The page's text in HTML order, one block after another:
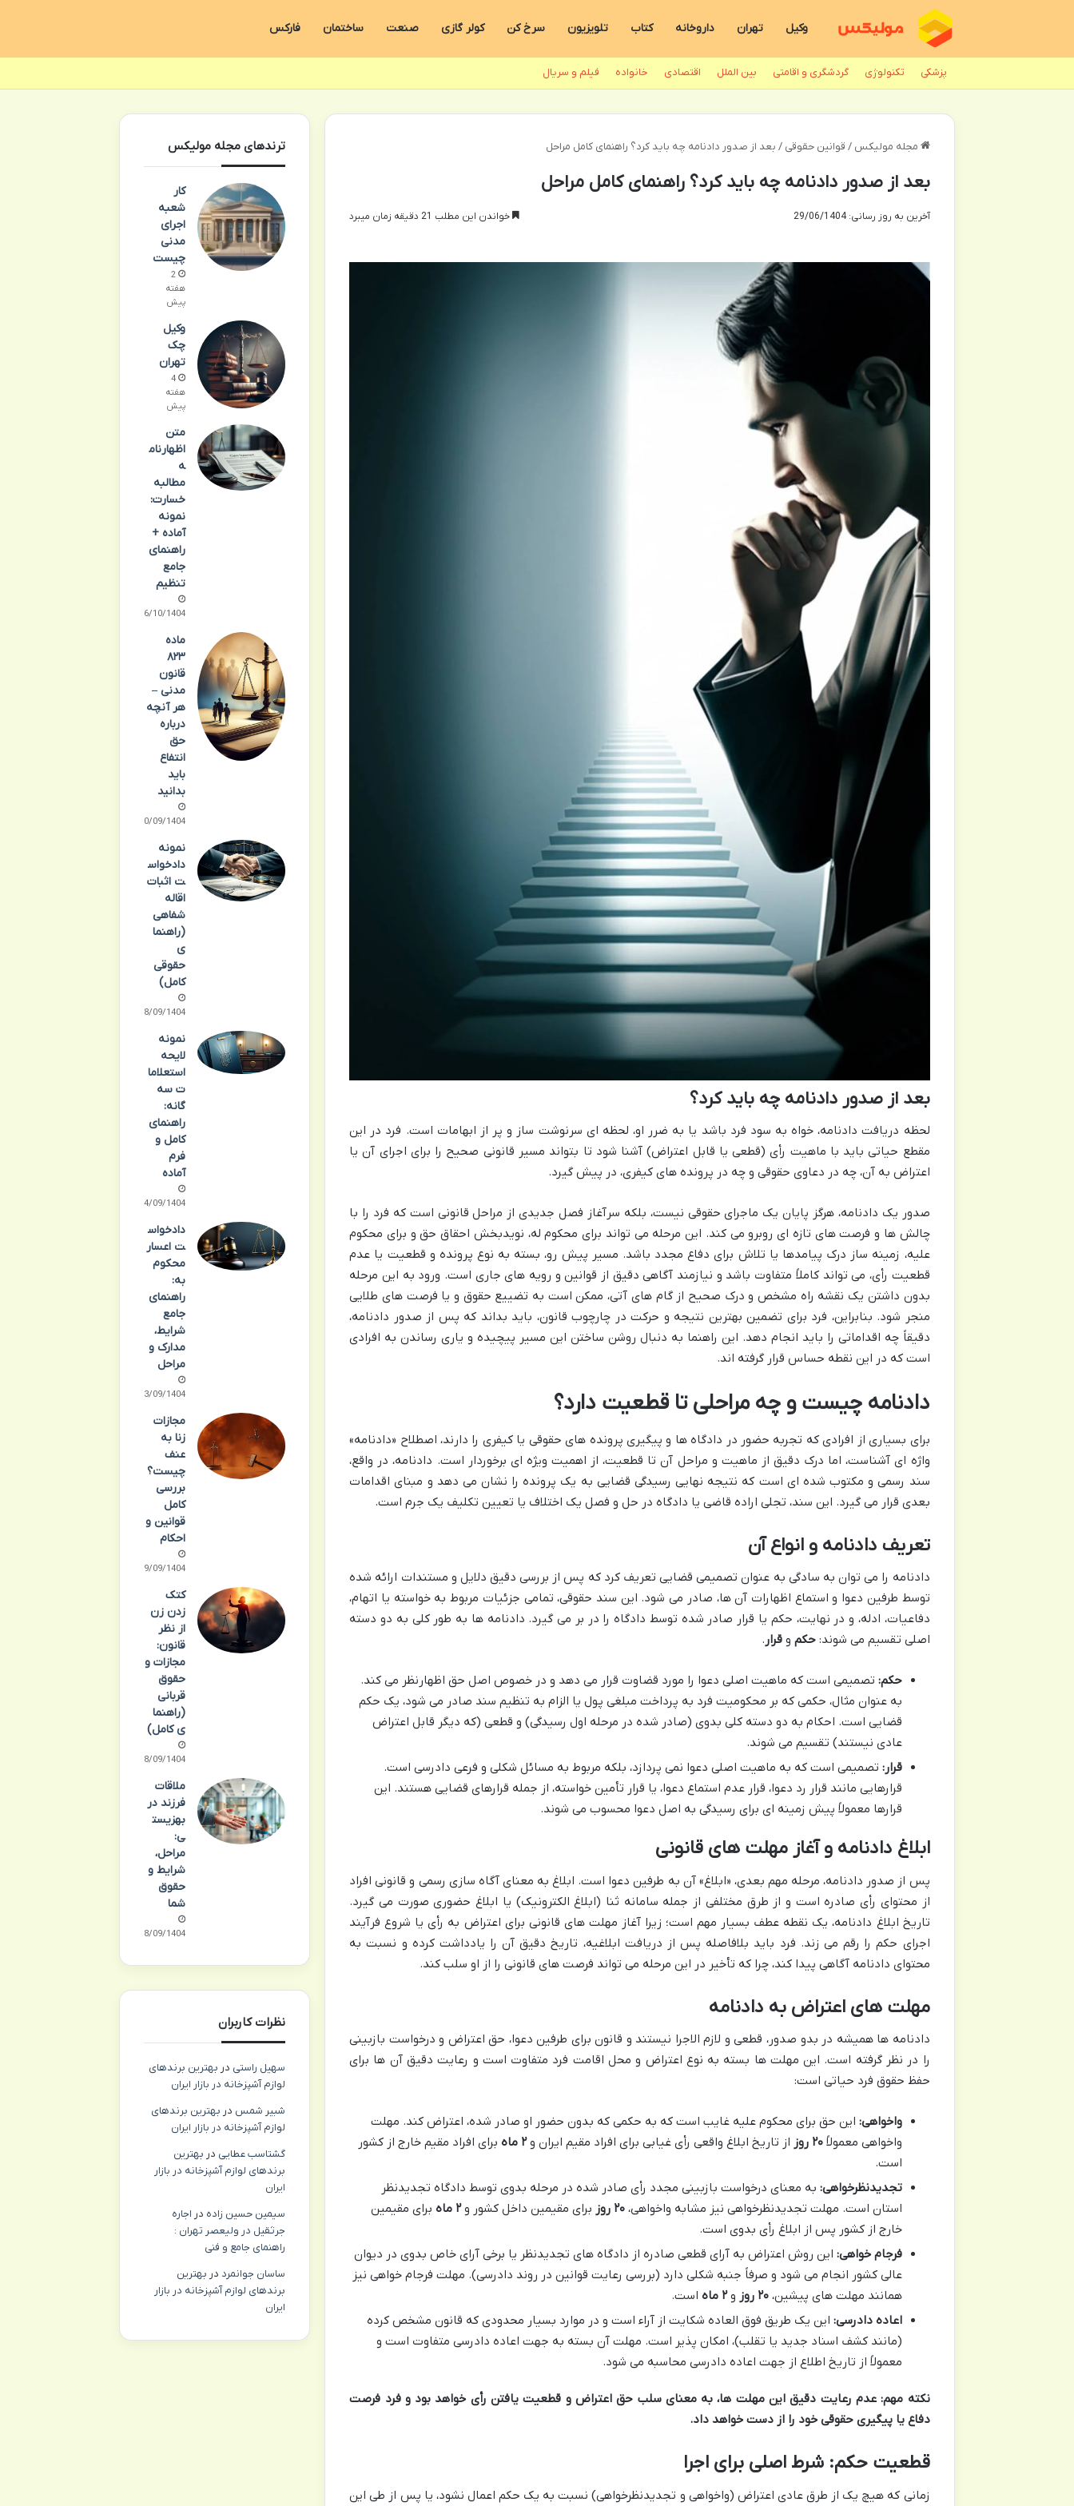
وکیل تهران داروخانه کتاب تلویزیون سرخ کن کولر گازی صنعت ساختمان فارکس
پزشکی تکنولوژی گردشگری و اقامتی بین الملل اقتصادی خانواده فیلم و سریال
مجله مولیکس / قوانین حقوقی / بعد از صدور دادنامه چه باید کرد؟ راهنمای کامل مراحل
بعد از صدور دادنامه چه باید کرد؟ راهنمای کامل مراحل
آخرین به روز رسانی: 29/06/1404 خواندن این مطلب 21 دقیقه زمان میبرد
بعد از صدور دادنامه چه باید کرد؟
لحظه دریافت دادنامه، خواه به سود فرد باشد یا به ضرر او، لحظه ای سرنوشت ساز و پر از ابهامات است. فرد در این
مقطع حیاتی باید با ماهیت رأی (قطعی یا قابل اعتراض) آشنا شود تا بتواند مسیر قانونی صحیح را برای اجرای آن یا
اعتراض به آن، چه در دعاوی حقوقی و چه در پرونده های کیفری، در پیش گیرد.
صدور یک دادنامه، هرگز پایان یک ماجرای حقوقی نیست، بلکه سرآغاز فصل جدیدی از مراحل قانونی است که فرد را با
چالش ها و فرصت های تازه ای روبرو می کند. این مرحله می تواند برای محکوم له، نویدبخش احقاق حق و برای محکوم
علیه، زمینه ساز درک پیامدها یا تلاش برای دفاع مجدد باشد. مسیر پیش رو، بسته به نوع پرونده و قطعیت یا عدم
قطعیت رأی، می تواند کاملاً متفاوت باشد و نیازمند آگاهی دقیق از قوانین و رویه های جاری است. ورود به این مرحله
بدون داشتن یک نقشه راه مشخص و درک صحیح از گام های آتی، ممکن است به تضییع حقوق و یا فرصت های طلایی
منجر شود. بنابراین، فرد برای تضمین بهترین نتیجه و حرکت در چارچوب قانون، باید بداند که پس از صدور دادنامه،
دقیقاً چه اقداماتی را باید انجام دهد. این راهنما به دنبال روشن ساختن این مسیر پیچیده و یاری رساندن به افرادی
است که در این نقطه حساس قرار گرفته اند.
دادنامه چیست و چه مراحلی تا قطعیت دارد؟
برای بسیاری از افرادی که تجربه حضور در دادگاه ها و پیگیری پرونده های حقوقی یا کیفری را دارند، اصطلاح «دادنامه»
واژه ای آشناست، اما درک دقیق از ماهیت و مراحل آن تا قطعیت، از اهمیت ویژه ای برخوردار است. دادنامه، در واقع،
سند رسمی و مکتوب شده ای است که نتیجه نهایی رسیدگی قضایی به یک پرونده را نشان می دهد و مبنای اقدامات
بعدی قرار می گیرد. این سند، تجلی اراده قاضی یا دادگاه در حل و فصل یک اختلاف یا تعیین تکلیف یک جرم است.
تعریف دادنامه و انواع آن
دادنامه را می توان به سادگی به عنوان تصمیمی قضایی تعریف کرد که پس از بررسی دقیق دلایل و مستندات ارائه شده
توسط طرفین دعوا و استماع اظهارات آن ها، صادر می شود. این سند حقوقی، تمامی جزئیات مربوط به خواسته یا اتهام،
دفاعیات، ادله، و در نهایت، حکم یا قرار صادر شده توسط دادگاه را در بر می گیرد. دادنامه ها به طور کلی به دو دسته
اصلی تقسیم می شوند:حکم وقرار .
حکم: تصمیمی است که ماهیت اصلی دعوا را مورد قضاوت قرار می دهد و در خصوص اصل حق اظهارنظر می کند.
به عنوان مثال، حکمی که بر محکومیت فرد به پرداخت مبلغی پول یا الزام به تنظیم سند صادر می شود، یک حکم
قضایی است. احکام به دو دسته کلی بدوی (صادر شده در مرحله اول رسیدگی) و قطعی (که دیگر قابل اعتراض
عادی نیستند) تقسیم می شوند.
قرار: تصمیمی است که به ماهیت اصلی دعوا نمی پردازد، بلکه مربوط به مسائل شکلی و فرعی دادرسی است.
قرارهایی مانند قرار رد دعوا، قرار عدم استماع دعوا، یا قرار تأمین خواسته، از جمله قرارهای قضایی هستند. این
قرارها معمولاً پیش زمینه ای برای رسیدگی به اصل دعوا محسوب می شوند.
ابلاغ دادنامه و آغاز مهلت های قانونی
پس از صدور دادنامه، مرحله مهم بعدی، «ابلاغ» آن به طرفین دعوا است. ابلاغ به معنای آگاه سازی رسمی و قانونی افراد
از محتوای رأی صادره است و از طرق مختلفی از جمله سامانه ثنا (ابلاغ الکترونیک) یا ابلاغ حضوری صورت می گیرد.
تاریخ ابلاغ دادنامه، یک نقطه عطف بسیار مهم است؛ زیرا آغاز مهلت های قانونی برای اعتراض به رأی یا شروع فرآیند
اجرای حکم را رقم می زند. فرد باید بلافاصله پس از دریافت ابلاغیه، تاریخ دقیق آن را یادداشت کرده و نسبت به
محتوای دادنامه آگاهی پیدا کند، چرا که تأخیر در این مرحله می تواند فرصت های قانونی را از او سلب کند.
مهلت های اعتراض به دادنامه
دادنامه ها همیشه در بدو صدور، قطعی و لازم الاجرا نیستند و قانون برای طرفین دعوا، حق اعتراض و درخواست بازبینی
را در نظر گرفته است. این مهلت ها بسته به نوع اعتراض و محل اقامت فرد متفاوت است و رعایت دقیق آن ها برای
حفظ حقوق فرد حیاتی است:
واخواهی: این حق برای محکوم علیه غایب است که به حکمی که بدون حضور او صادر شده، اعتراض کند. مهلت
واخواهی معمولاً۲۰ روز از تاریخ ابلاغ واقعی رأی غیابی برای افراد مقیم ایران و۲ ماه
برای افراد مقیم خارج از کشور
است.
تجدیدنظرخواهی: به معنای درخواست بازبینی مجدد رأی صادر شده در مرحله بدوی توسط دادگاه تجدیدنظر
استان است. مهلت تجدیدنظرخواهی نیز مشابه واخواهی،۲۰ روز برای مقیمین داخل کشور و۲ ماه
برای مقیمین
خارج از کشور پس از ابلاغ رأی بدوی است.
فرجام خواهی: این روش اعتراض به آرای قطعی صادره از دادگاه های تجدیدنظر یا برخی آرای خاص بدوی در دیوان
عالی کشور انجام می شود و صرفاً جنبه شکلی دارد (بررسی رعایت قوانین در روند دادرسی). مهلت فرجام خواهی نیز
همانند مهلت های پیشین،۲۰ روز و۲ ماه
است.
اعاده دادرسی: این یک طریق فوق العاده شکایت از آراء است و در موارد بسیار محدودی که قانون مشخص کرده
(مانند کشف اسناد جدید یا تقلب)، امکان پذیر است. مهلت آن بسته به جهت اعاده دادرسی متفاوت است و
معمولاً از تاریخ اطلاع از جهت اعاده دادرسی محاسبه می شود.
نکته مهم:عدم رعایت دقیق این مهلت ها، به معنای سلب حق اعتراض و قطعیت یافتن رأی خواهد بود و فرد فرصت
دفاع یا پیگیری حقوقی خود را از دست خواهد داد.
قطعیت حکم: شرط اصلی برای اجرا
زمانی که هیچ یک از طرق عادی اعتراض (واخواهی و تجدیدنظرخواهی) نسبت به یک حکم اعمال نشود، یا پس از طی این
ترندهای مجله مولیکس
کار
شعبه
اجرای
مدنی
چیست
2
هفته
پیش
وکیل
چک
تهران
4
هفته
پیش
متن
اظهارنام
ه
مطالبه
خسارت:
نمونه
آماده +
راهنمای
جامع
تنظیم
06/10/1404
ماده
۸۲۳
قانون
مدنی –
هر آنچه
درباره
حق
انتفاع
باید
بدانید
30/09/1404
نمونه
دادخواس
ت اثبات
اقاله
شفاهی
(راهنما
ی
حقوقی
کامل)
28/09/1404
نمونه
لایحه
استعلاما
ت سه
گانه:
راهنمای
کامل و
فرم
آماده
24/09/1404
دادخواس
ت اعسار
محکوم
به:
راهنمای
جامع
شرایط،
مدارک و
مراحل
23/09/1404
مجازات
زنا به
عنف
چیست؟
بررسی
کامل
قوانین و
احکام
19/09/1404
کتک
زدن زن
از نظر
قانون:
مجازات و
حقوق
قربانی
(راهنما
ی کامل)
18/09/1404
ملاقات
فرزند در
بهزیست
ی:
مراحل،
شرایط و
حقوق
شما
18/09/1404
نظرات کاربران
سهیل راستی در بهترین برندهای
لوازم آشپزخانه در بازار ایران
شبیر شمس در بهترین برندهای
لوازم آشپزخانه در بازار ایران
گشتاسب عطایی در بهترین
برندهای لوازم آشپزخانه در بازار
ایران
سیمین حسین زاده در اجاره
جرثقیل در ولیعصر تهران :
راهنمای جامع و فنی
ساسان جوانمرد در بهترین
برندهای لوازم آشپزخانه در بازار
ایران